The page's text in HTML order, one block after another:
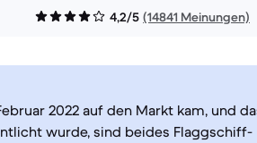
4,2/5 (14841 Meinungen)
2022 auf den Markt kam, und
wurde, sind beides Flaggschiff-